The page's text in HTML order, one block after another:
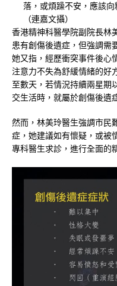
落，或煩躁不安，應該向
（連嘉文攝）
香港精神科醫學院副院長林
患有創傷後遺症，但強調需
她又指，經歷衝突事件後心
注意力不失為舒緩情緒的好
至數天，若情況持續兩星期
交生活時，就屬於創傷後遺
然而，林美玲醫生強調市民
症，她建議如有懷疑，或被
專科醫生求診，進行全面的